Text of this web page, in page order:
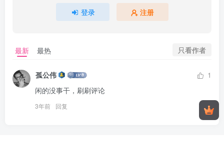
登录 注册
最新 最热 只看作者
孤公伟
1
闲的没事干，刷刷评论
3年前 回复